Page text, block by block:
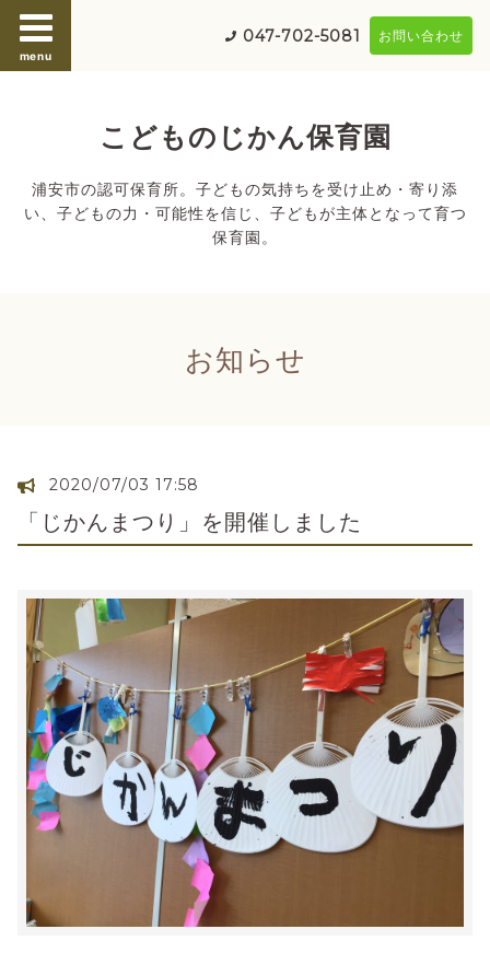
menu
047-702-5081 お問い合わせ
こどものじかん保育園
浦安市の認可保育所。子どもの気持ちを受け止め・寄り添
い、子どもの力・可能性を信じ、子どもが主体となって育つ
保育園。
お知らせ
2020/07/03 17:58
「じかんまつり」を開催しました